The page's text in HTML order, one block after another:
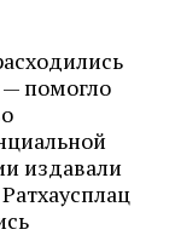
— помогло
издавали